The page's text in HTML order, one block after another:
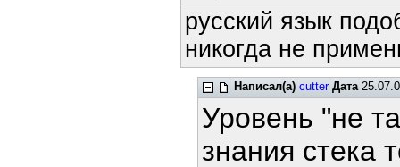
русский язык
никогда не
Написал(а) cutter Дата
Уровень "не
знания стека